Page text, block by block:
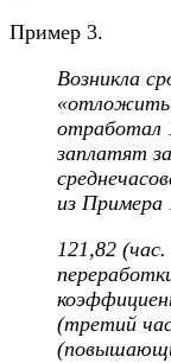
Пример 3.
Возникла
«отложить
отработал
заплатят
из Примера
121,82
(третий